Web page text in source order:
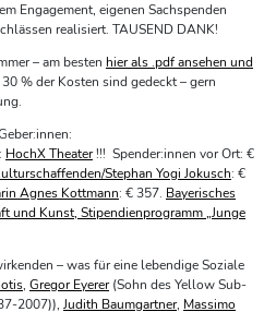
Engagement, eigenen Sachspenden
realisiert. TAUSEND DANK!
– am besten hier als .pdf ansehen und
% der Kosten sind gedeckt – gern
HochX Theater!!! Spender:innen vor Ort: €
Stephan Yogi Jokusch: €
Agnes Kottmann: € 357. Bayerisches
und Kunst, Stipendienprogramm „Junge
– was für eine lebendige Soziale
, Gregor Eyerer(Sohn des Yellow Sub-
2007)), Judith Baumgartner, Massimo